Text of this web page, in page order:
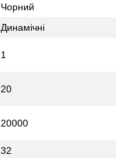
Чорний
Динамічні
1
20
20000
32